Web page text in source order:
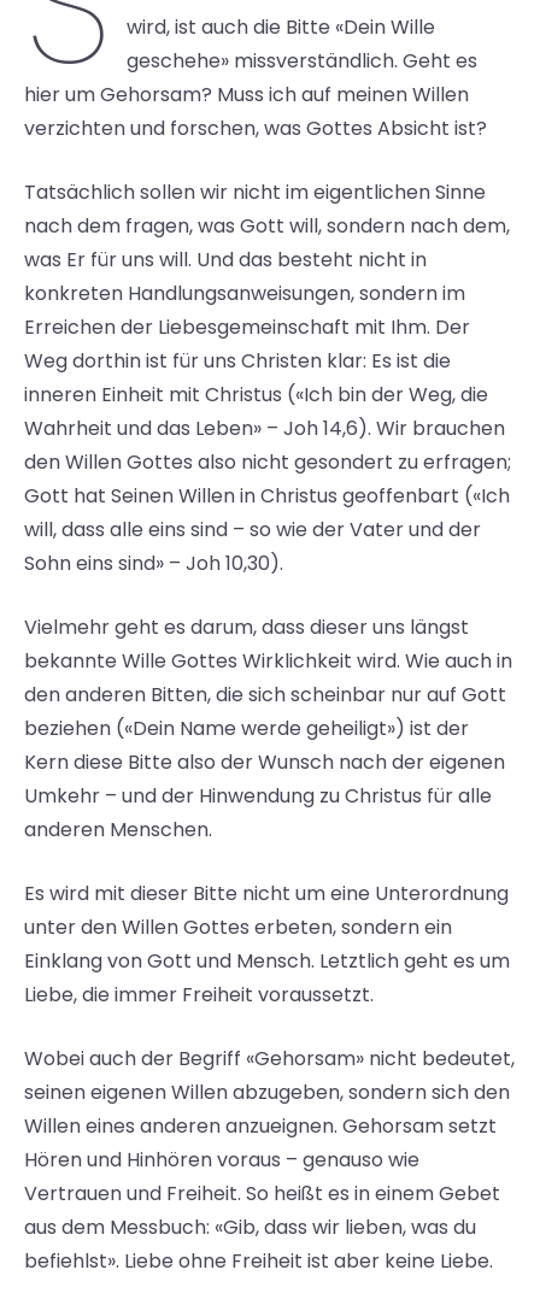
wird, ist auch die Bitte «Dein Wille
geschehe» missverständlich. Geht es
hier um Gehorsam? Muss ich auf meinen Willen
verzichten und forschen, was Gottes Absicht ist?
Tatsächlich sollen wir nicht im eigentlichen Sinne
nach dem fragen, was Gott will, sondern nach dem,
was Er für uns will. Und das besteht nicht in
konkreten Handlungsanweisungen, sondern im
Erreichen der Liebesgemeinschaft mit Ihm. Der
Weg dorthin ist für uns Christen klar: Es ist die
inneren Einheit mit Christus («Ich bin der Weg, die
Wahrheit und das Leben» – Joh 14,6). Wir brauchen
den Willen Gottes also nicht gesondert zu erfragen;
Gott hat Seinen Willen in Christus geoffenbart («Ich
will, dass alle eins sind – so wie der Vater und der
Sohn eins sind» – Joh 10,30).
Vielmehr geht es darum, dass dieser uns längst
bekannte Wille Gottes Wirklichkeit wird. Wie auch in
den anderen Bitten, die sich scheinbar nur auf Gott
beziehen («Dein Name werde geheiligt») ist der
Kern diese Bitte also der Wunsch nach der eigenen
Umkehr – und der Hinwendung zu Christus für alle
anderen Menschen.
Es wird mit dieser Bitte nicht um eine Unterordnung
unter den Willen Gottes erbeten, sondern ein
Einklang von Gott und Mensch. Letztlich geht es um
Liebe, die immer Freiheit voraussetzt.
Wobei auch der Begriff «Gehorsam» nicht bedeutet,
seinen eigenen Willen abzugeben, sondern sich den
Willen eines anderen anzueignen. Gehorsam setzt
Hören und Hinhören voraus – genauso wie
Vertrauen und Freiheit. So heißt es in einem Gebet
aus dem Messbuch: «Gib, dass wir lieben, was du
befiehlst». Liebe ohne Freiheit ist aber keine Liebe.